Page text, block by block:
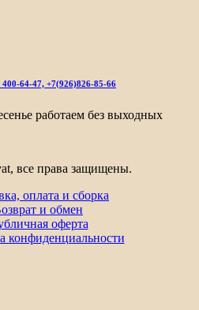
400-64-47, +7(926)826-85-66
работаем без выходных
все права защищены.
оплата и сборка
и обмен
оферта
конфиденциальности